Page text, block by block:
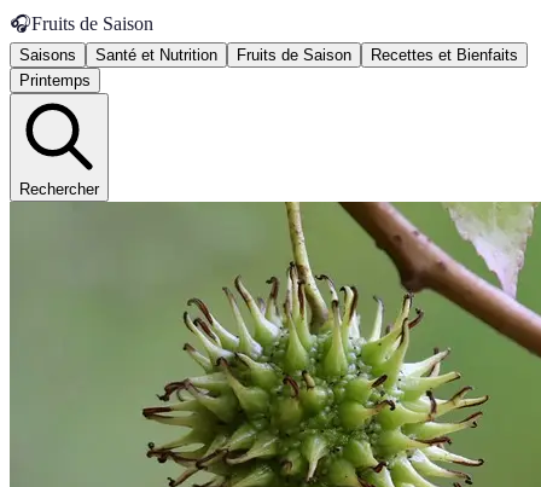
🎧Fruits de Saison
Saisons Santé et Nutrition Fruits de Saison
Recettes et Bienfaits
Printemps
Rechercher